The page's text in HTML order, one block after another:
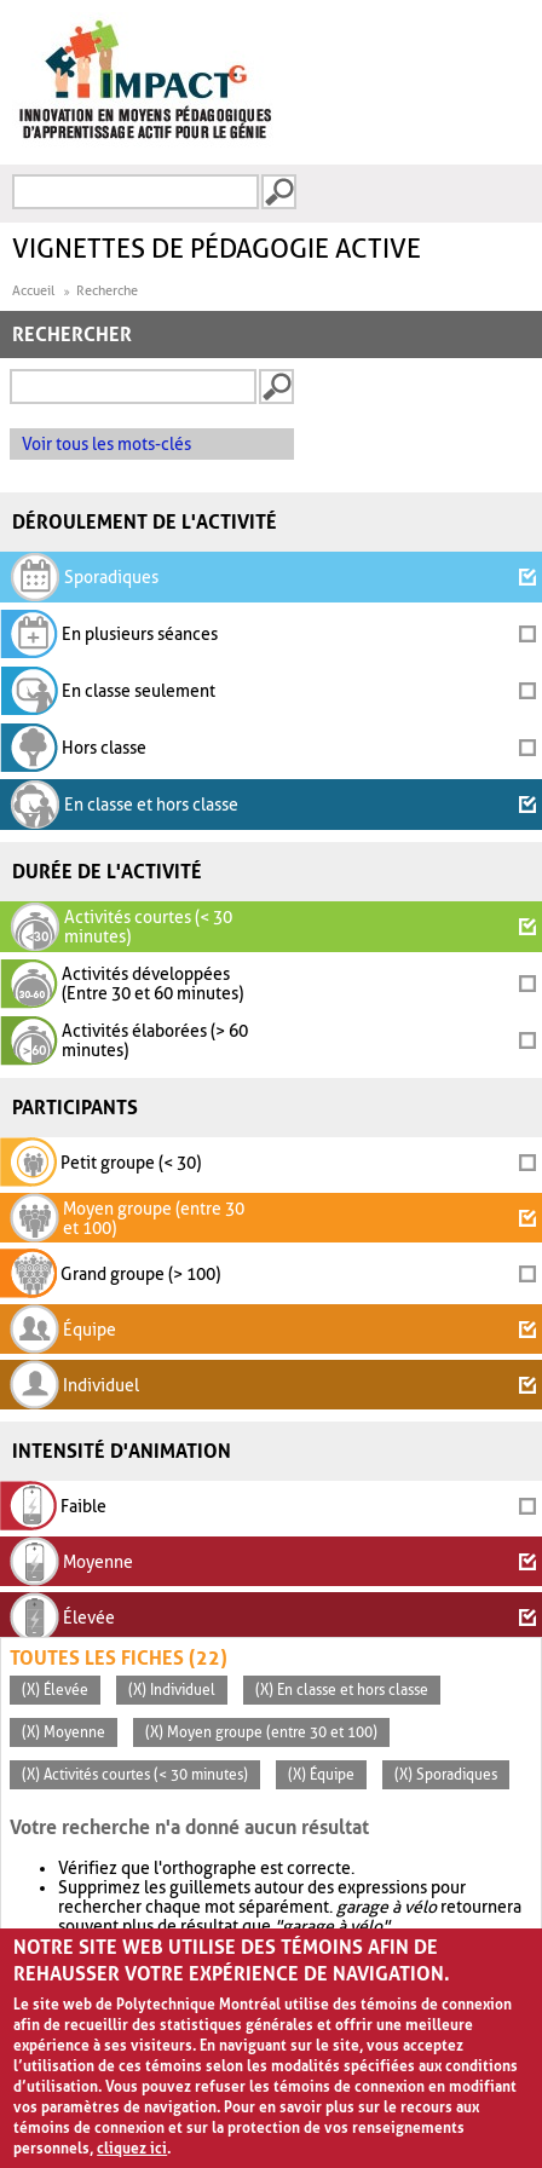
FORMULAIRE DE
VIGNETTES DE PÉDAGOGIE ACTIVE
Accueil Recherche
RECHERCHER
Voir tous les mots-clés
DÉROULEMENT DE L'ACTIVITÉ
Sporadiques
En plusieurs séances
En classe seulement
Hors classe
En classe et hors classe
DURÉE DE L'ACTIVITÉ
Activités courtes (< 30
minutes)
Activités développées
(Entre 30 et 60 minutes)
Activités élaborées (> 60
minutes)
PARTICIPANTS
Petit groupe (< 30)
Moyen groupe (entre 30
et 100)
Grand groupe (> 100)
Équipe
Individuel
INTENSITÉ D'ANIMATION
Faible
Moyenne
Élevée
TOUTES LES FICHES (22)
(X) Élevée (X) Individuel (X) En classe et hors classe
(X) Moyenne (X) Moyen groupe (entre 30 et 100)
(X) Activités courtes (< 30 minutes) (X) Équipe (X) Sporadiques
Votre recherche n'a donné aucun résultat
Vérifiez que l'orthographe est correcte.
Supprimez les guillemets autour des expressions pour
rechercher chaque mot séparément. garage à véloretournera
souvent plus de résultat que"garage à vélo".
Envisagez d'élargir votre recherche avec OR.garage OR vélo
retournera souvent plus de résultat quegarage à vélo
NOTRE SITE WEB UTILISE DES TÉMOINS AFIN DE
REHAUSSER VOTRE EXPÉRIENCE DE NAVIGATION.
Le site web de Polytechnique Montréal utilise des témoins de connexion
afin de recueillir des statistiques générales et offrir une meilleure
expérience à ses visiteurs. En naviguant sur le site, vous acceptez
l’utilisation de ces témoins selon les modalités spécifiées aux conditions
d’utilisation. Vous pouvez refuser les témoins de connexion en modifiant
vos paramètres de navigation. Pour en savoir plus sur le recours aux
témoins de connexion et sur la protection de vos renseignements
personnels,cliquez ici.